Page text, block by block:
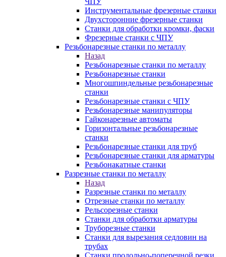
Инструментальные фрезерные станки
Двухсторонние фрезерные станки
Станки для обработки кромки, фаски
Фрезерные станки с ЧПУ
Резьбонарезные станки по металлу
Назад
Резьбонарезные станки по металлу
Резьбонарезные станки
Многошпиндельные резьбонарезные
станки
Резьбонарезные станки с ЧПУ
Резьбонарезные манипуляторы
Гайконарезные автоматы
Горизонтальные резьбонарезные
станки
Резьбонарезные станки для труб
Резьбонарезные станки для арматуры
Резьбонакатные станки
Разрезные станки по металлу
Назад
Разрезные станки по металлу
Отрезные станки по металлу
Рельсорезные станки
Станки для обработки арматуры
Труборезные станки
Станки для вырезания седловин на
трубаx
Станки продольно-поперечной резки